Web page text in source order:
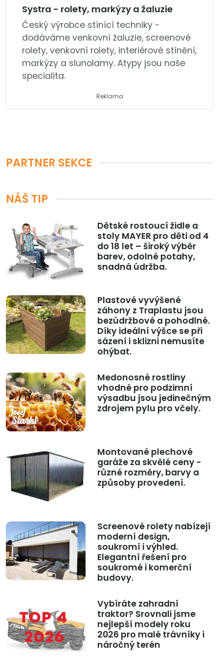
Systra - rolety, markýzy a žaluzie
Český výrobce stínící techniky -
dodáváme venkovní žaluzie, screenové
rolety, venkovní rolety, interiérové stínění,
markýzy a slunolamy. Atypy jsou naše
specialita.
Reklama
PARTNER SEKCE
NÁŠ TIP
Dětské rostoucí židle a
stoly MAYER pro děti od 4
do 18 let – široký výběr
barev, odolné potahy,
snadná údržba.
Plastové vyvýšené
záhony z Traplastu jsou
bezúdržbové a pohodlné.
Díky ideální výšce se při
sázení i sklizni nemusíte
ohýbat.
Medonosné rostliny
vhodné pro podzimní
výsadbu jsou jedinečným
zdrojem pylu pro včely.
Montované plechové
garáže za skvělé ceny -
různé rozměry, barvy a
způsoby provedení.
Screenové rolety nabízejí
moderní design,
soukromí i výhled.
Elegantní řešení pro
soukromé i komerční
budovy.
Vybíráte zahradní
traktor? Srovnali jsme
nejlepší modely roku
2026 pro malé trávníky i
náročný terén